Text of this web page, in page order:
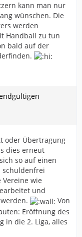
kann man nur
wünschen. Die
werden
Handball zu tun
bald auf der
oder Übertragung
dies erneut
so auf einen
schuldenfrei
wie
und
Von
Eröffnung des
in die 2. Liga, alles